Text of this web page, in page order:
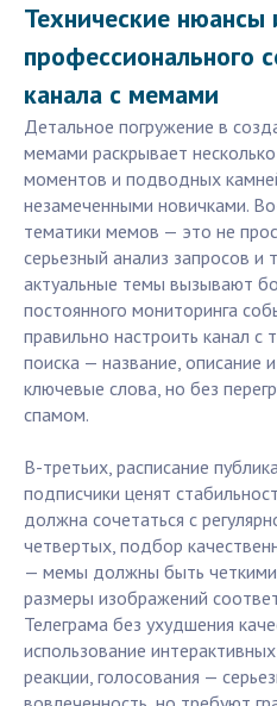
Технические нюансы
профессионального
канала с мемами
Детальное погружение в
мемами раскрывает
моментов и подводных
незамеченными новичками.
тематики мемов — это не
серьезный анализ запросов
актуальные темы вызывают
постоянного мониторинга
правильно настроить канал с
поиска — название, описание
ключевые слова, но без
спамом.
В-третьих, расписание
подписчики ценят
должна сочетаться с
четвертых, подбор
— мемы должны быть
размеры изображений
Телеграма без ухудшения
использование
реакции, голосования —